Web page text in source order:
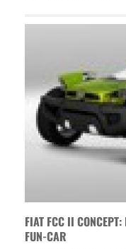
FIAT FCC II
FUN-CAR